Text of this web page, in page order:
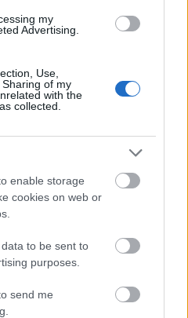
my
Advertising.
Use,
of my
with the
collected.
enable storage
cookies on web or
to be sent to
purposes.
send me